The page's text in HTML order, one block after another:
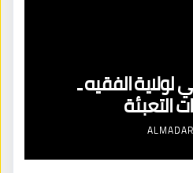
لولاية الفقيه ـ
التعبئة
ALMADAR